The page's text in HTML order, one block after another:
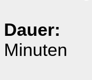
Dauer:
Minuten